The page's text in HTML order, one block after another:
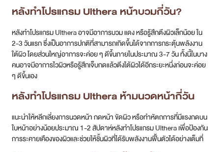
หลังทำโปรแกรม Ulthera หน้าบวมกี่วัน?
หลังทำโปรแกรม Ulthera อาจมีอาการบวม แดง หรือรู้สึกตึงผิวเล็กน้อย ใน
2-3 วันแรก ซึ่งเป็นอาการปกติที่สามารถเกิดขึ้นได้จากการกระตุ้นพลังงาน
ใต้ผิว โดยส่วนใหญ่อาการจะค่อย ๆ ดีขึ้นภายในประมาณ 3-7 วัน ทั้งนี้ในบาง
คนอาจมีอาการไวผิวหรือรู้สึกเจ็บกดแล้วตึงใต้ผิวได้อีกระยะหนึ่งก่อนจะค่อย
ๆ ดีขึ้นเอง
หลังทำโปรแกรม Ulthera ห้ามนวดหน้ากี่วัน
แนะนำให้หลีกเลี่ยงการนวดหน้า กดหน้า ขัดผิว หรือทำหัตถการที่มีแรงกดบน
ใบหน้าอย่างน้อยประมาณ 1-2 สัปดาห์หลังทำโปรแกรม Ulthera เพื่อป้องกัน
การระคายเคืองของผิวและช่วยให้ชั้นผิวที่ได้รับพลังงานฟื้นตัวได้อย่างเต็มที่